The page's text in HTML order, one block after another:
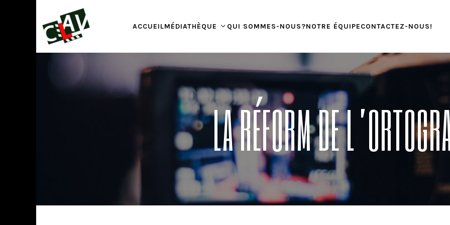
ACCUEILMÉDIATHÈQUE QUI SOMMES-NOUS?NOTRE ÉQUIPECONTACTEZ-NOUS!
LA RÉFORM DE